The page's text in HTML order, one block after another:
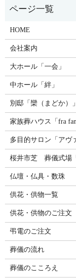
HOME
会社案内
大ホール「一会」
中ホール「絆」
別邸「欒（まどか）」
家族葬ハウス「fra
多目的サロン「アヴ
桜井市芝 葬儀式場
仏壇・仏具・数珠
供花・供物一覧
供花・供物のご注文
弔電のご注文
葬儀の流れ
葬儀のこころえ